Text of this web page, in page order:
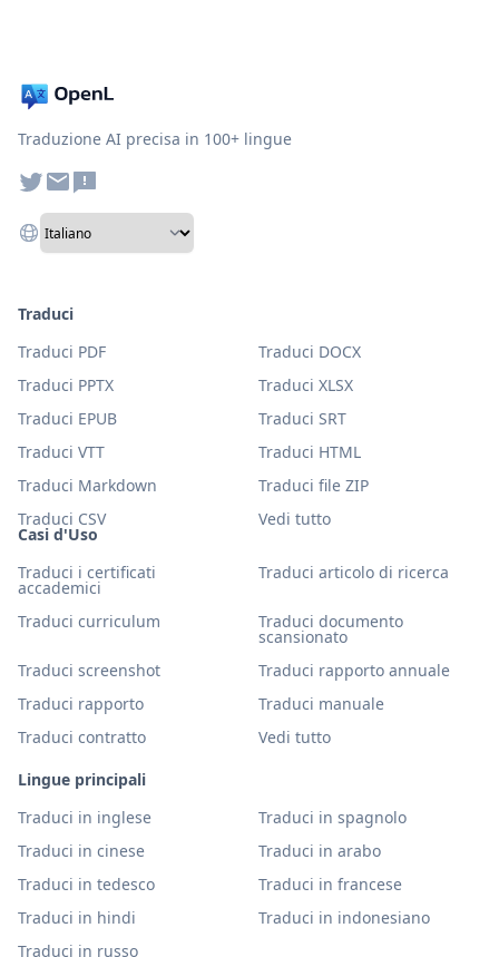
Traduzione AI precisa in 100+ lingue
Casi d'Uso
Traduci i certificati
accademici
Traduci articolo di ricerca
Traduci curriculum Traduci documento
scansionato
Traduci screenshot
Traduci rapporto annuale
Traduci rapporto
Traduci manuale
Traduci contratto
Vedi tutto
Lingue principali
Traduci in inglese
Traduci in spagnolo
Traduci in cinese
Traduci in arabo
Traduci in tedesco
Traduci in francese
Traduci in hindi
Traduci in indonesiano
Traduci in russo
Traduci
Traduci PDF
Traduci DOCX
Traduci PPTX
Traduci XLSX
Traduci EPUB
Traduci SRT
Traduci VTT
Traduci HTML
Traduci Markdown
Traduci file ZIP
Traduci CSV
Vedi tutto